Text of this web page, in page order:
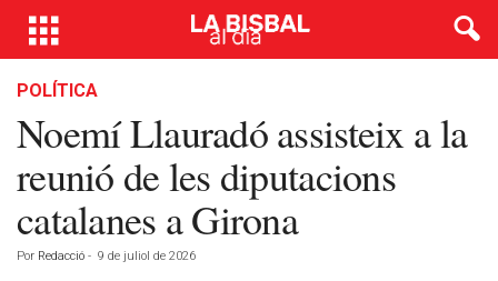
POLÍTICA
Noemí Llauradó assisteix a la
reunió de les diputacions
catalanes a Girona
Por Redacció - 9 de juliol de 2026